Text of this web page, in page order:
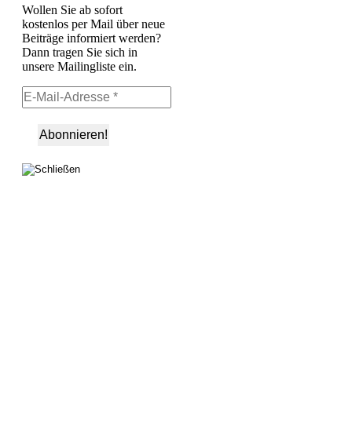
Wollen Sie ab sofort
kostenlos per Mail über neue
Beiträge informiert werden?
Dann tragen Sie sich in
unsere Mailingliste ein.